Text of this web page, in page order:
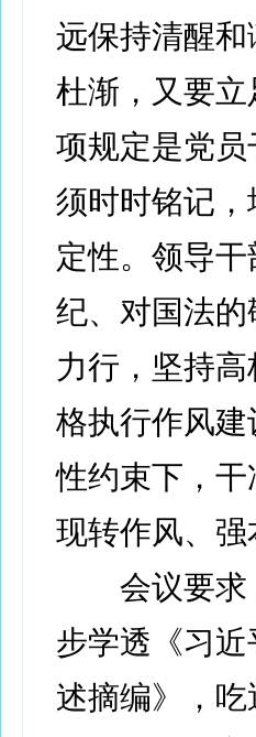
远保持清醒
杜渐，又要
项规定是党
须时时铭记
定性。领导
纪、对国法
力行，坚持
格执行作风
性约束下，
现转作风、
会议要求
步学透《习
述摘编》，